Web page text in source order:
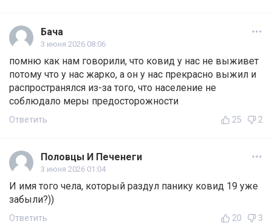
Бача
3 июня 2026 08:06
помню как нам говорили, что ковид у нас не выживет
потому что у нас жарко, а он у нас прекрасно выжил и
распространялся из-за того, что население не
соблюдало меры предосторожности
Ответить 25 2
Половцы И Печенеги
3 июня 2026 01:04
И имя того чела, который раздул панику ковид 19 уже
забыли?))
Ответить 20 3